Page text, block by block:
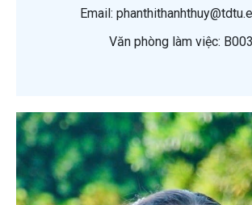
Email:
Văn phòng làm việc: B003